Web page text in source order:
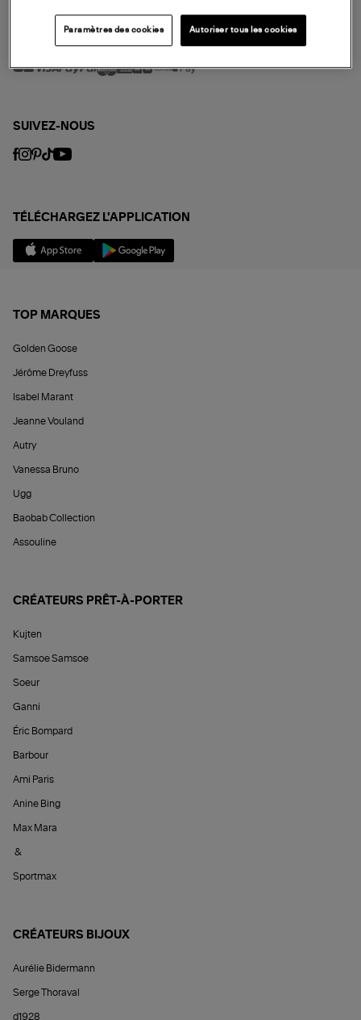
MODE DE PAIEMENT
SUIVEZ-NOUS
TÉLÉCHARGEZ L'APPLICATION
TOP MARQUES
Golden Goose
Jérôme Dreyfuss
Isabel Marant
Jeanne Vouland
Autry
Vanessa Bruno
Ugg
Baobab Collection
Assouline
CRÉATEURS PRÊT-À-PORTER
Kujten
Samsoe Samsoe
Soeur
Ganni
Éric Bompard
Barbour
Ami Paris
Anine Bing
Max Mara
&
Sportmax
CRÉATEURS BIJOUX
Aurélie Bidermann
Serge Thoraval
d1928
Paramètres des cookies Autoriser tous les cookies